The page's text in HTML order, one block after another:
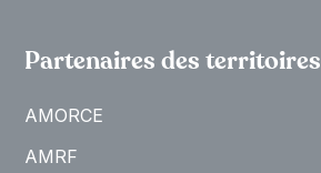
Partenaires des territoires
AMORCE
AMRF